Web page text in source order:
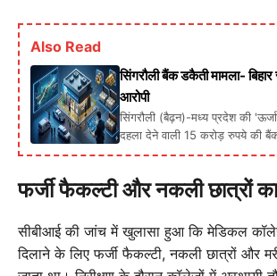
Also Read
सिंगरौली बैंक डकैती मामला- बिहार
आरोपी
सिंगरौली (बैढ़न)-मध्य प्रदेश की 'ऊर्जा
दहला देने वाली 15 करोड़ रुपये की
फर्जी फैकल्टी और नकली छात्रों
सीबीआई की जांच में खुलासा हुआ कि मेडिकल
दिलाने के लिए फर्जी फैकल्टी, नकली छात्रों और